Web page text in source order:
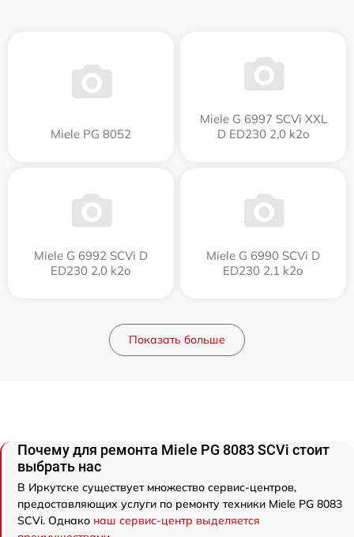
Miele PG 8052
Miele G 6997 SCVi XXL
D ED230 2,0 k2o
Miele G 6992 SCVi D
ED230 2,0 k2o
Miele G 6990 SCVi D
ED230 2,1 k2o
Показать больше
Почему для ремонта Miele PG 8083 SCVi стоит
выбрать нас
В Иркутске существует множество сервис-центров,
предоставляющих услуги по ремонту техники Miele PG 8083
SCVi. Однако наш сервис-центр выделяется